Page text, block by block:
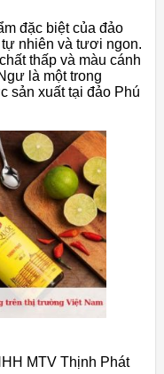
đặc biệt của đảo
nhiên và tươi ngon.
thấp và màu cánh
là một trong
sản xuất tại đảo Phú
MTV Thịnh Phát